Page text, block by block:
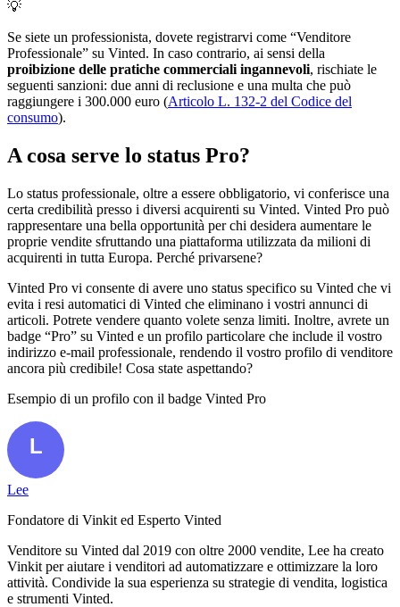
💡
Se siete un professionista, dovete registrarvi come “Venditore
Professionale” su Vinted. In caso contrario, ai sensi della
proibizione delle pratiche commerciali ingannevoli, rischiate le
seguenti sanzioni: due anni di reclusione e una multa che può
raggiungere i 300.000 euro (Articolo L. 132-2 del Codice del
consumo).
A cosa serve lo status Pro?
Lo status professionale, oltre a essere obbligatorio, vi conferisce una
certa credibilità presso i diversi acquirenti su Vinted. Vinted Pro può
rappresentare una bella opportunità per chi desidera aumentare le
proprie vendite sfruttando una piattaforma utilizzata da milioni di
acquirenti in tutta Europa. Perché privarsene?
Vinted Pro vi consente di avere uno status specifico su Vinted che vi
evita i resi automatici di Vinted che eliminano i vostri annunci di
articoli. Potrete vendere quanto volete senza limiti. Inoltre, avrete un
badge “Pro” su Vinted e un profilo particolare che include il vostro
indirizzo e-mail professionale, rendendo il vostro profilo di venditore
ancora più credibile! Cosa state aspettando?
Esempio di un profilo con il badge Vinted Pro
Lee
Fondatore di Vinkit ed Esperto Vinted
Venditore su Vinted dal 2019 con oltre 2000 vendite, Lee ha creato
Vinkit per aiutare i venditori ad automatizzare e ottimizzare la loro
attività. Condivide la sua esperienza su strategie di vendita, logistica
e strumenti Vinted.